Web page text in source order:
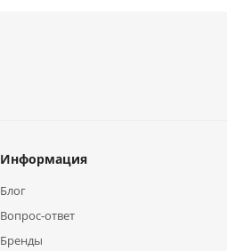
Информация
Блог
Вопрос-ответ
Бренды